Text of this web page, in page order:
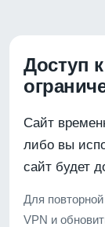
Доступ
Сайт
либо вы
сайт будет
Для
VPN и